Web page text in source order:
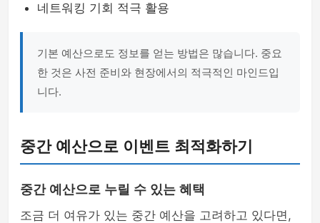
네트워킹 기회 적극 활용
기본 예산으로도 정보를 얻는 방법은 많습니다. 중요
한 것은 사전 준비와 현장에서의 적극적인 마인드입
니다.
중간 예산으로 이벤트 최적화하기
중간 예산으로 누릴 수 있는 혜택
조금 더 여유가 있는 중간 예산을 고려하고 있다면,